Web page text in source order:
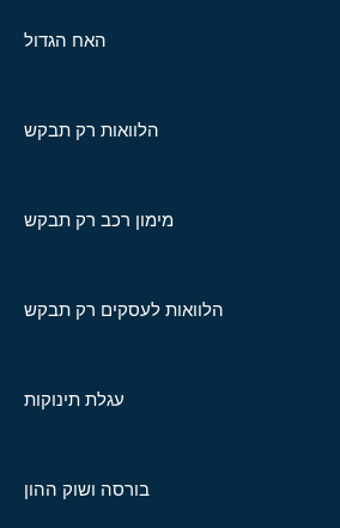
האח הגדול
הלוואות רק תבקש
מימון רכב רק תבקש
הלוואות לעסקים רק תבקש
עגלת תינוקות
בורסה ושוק ההון